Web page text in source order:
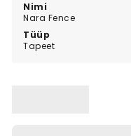
Nimi
Nara Fence
Tüüp
Tapeet